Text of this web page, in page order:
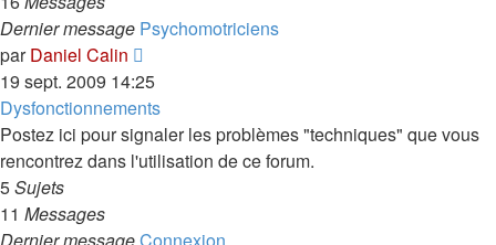
Dernier message Psychomotriciens
parDaniel Calin
le
dernier
message
19 sept. 2009 14:25
Dysfonctionnements
Postez ici pour signaler les problèmes "techniques" que vous
rencontrez dans l'utilisation de ce forum.
5Sujets
11 Messages